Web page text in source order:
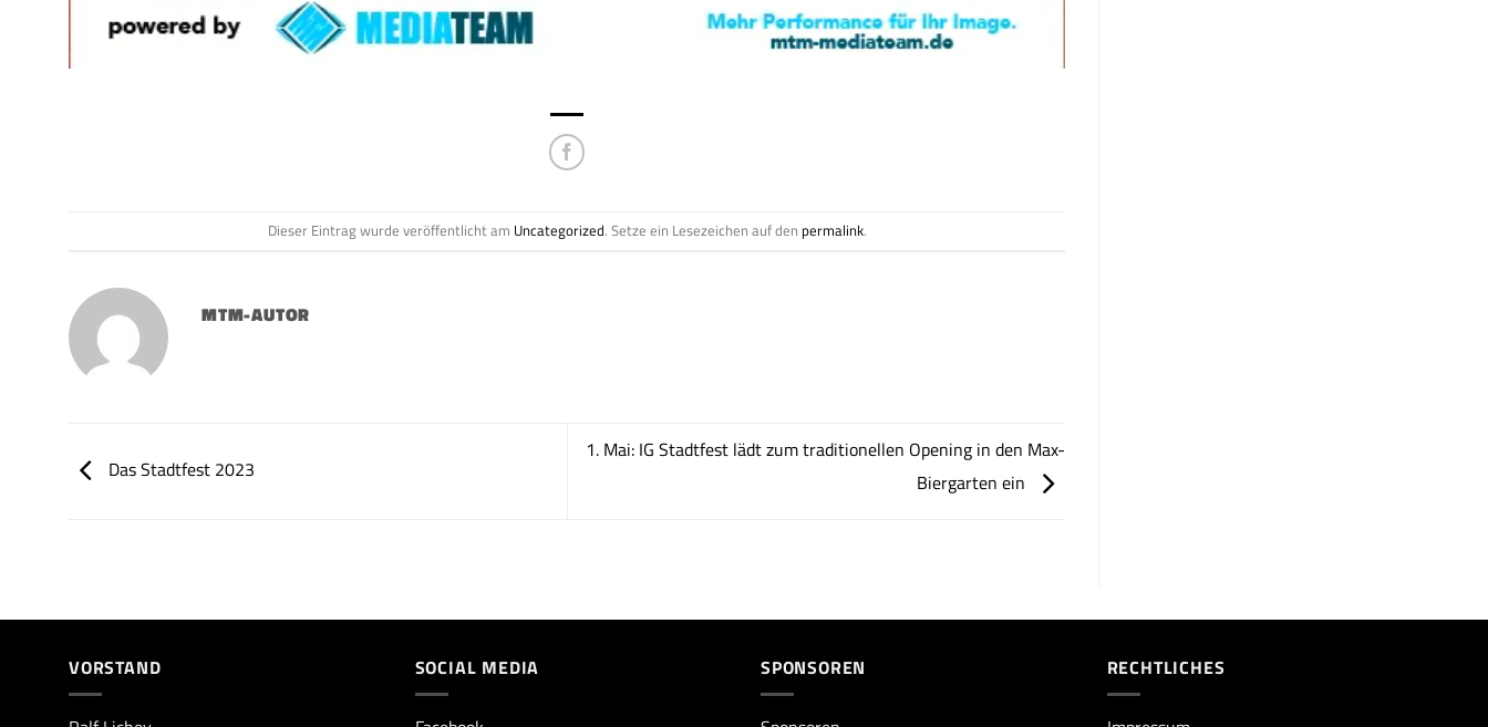
Dieser Eintrag wurde veröffentlicht am Uncategorized. Setze ein Lesezeichen auf den permalink.
MTM-AUTOR
Das Stadtfest 2023
1. Mai: IG Stadtfest lädt zum traditionellen Opening in den Max-
Biergarten ein
VORSTAND SOCIAL MEDIA SPONSOREN RECHTLICHES